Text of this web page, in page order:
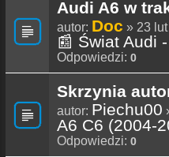
Audi A6 w
autor: Doc » 23
📰 Świat Audi
Odpowiedzi: 0
Skrzynia
autor: Piechu00
A6 C6 (2004-
Odpowiedzi: 0